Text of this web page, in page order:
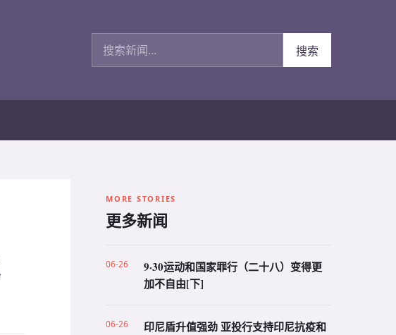
搜索新闻
搜索
MORE STORIES
更多新闻
06-26
9·30运动和国家罪行（二十八）变得更
加不自由[下]
06-26
印尼盾升值强劲 亚投行支持印尼抗疫和